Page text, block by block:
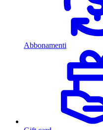
Abbonamenti